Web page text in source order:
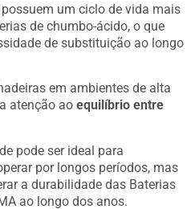
um ciclo de vida mais
de chumbo-ácido, o que
de substituição ao longo
em ambientes de alta
atenção aoequilíbrio entre
pode ser ideal para
por longos períodos, mas
a durabilidade das Baterias
ao longo dos anos.